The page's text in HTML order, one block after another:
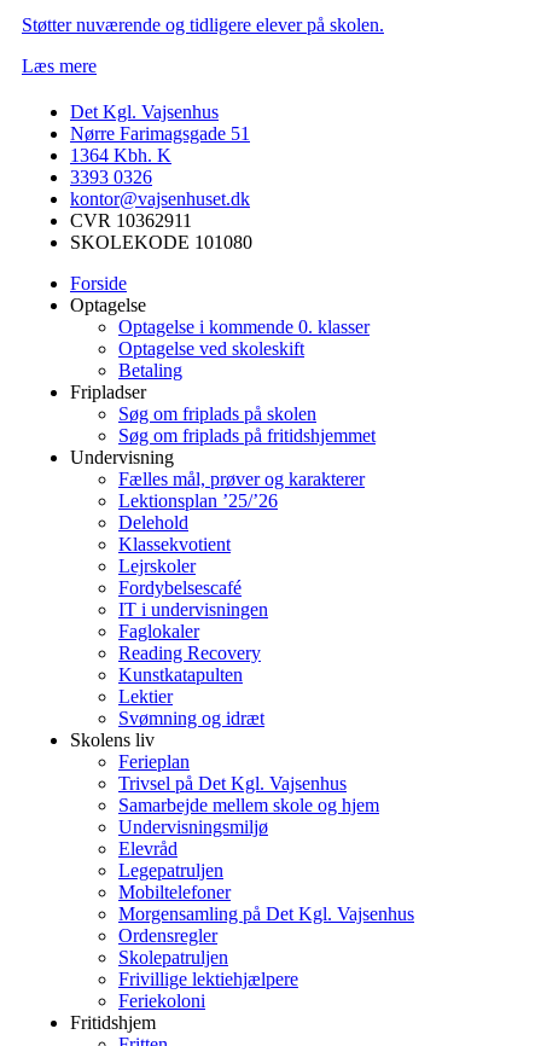
Støtter nuværende og tidligere elever på skolen.
Læs mere
Det Kgl. Vajsenhus
Nørre Farimagsgade 51
1364 Kbh. K
3393 0326
kontor@vajsenhuset.dk
CVR 10362911
SKOLEKODE 101080
Forside
Optagelse
Optagelse i kommende 0. klasser
Optagelse ved skoleskift
Betaling
Fripladser
Søg om friplads på skolen
Søg om friplads på fritidshjemmet
Undervisning
Fælles mål, prøver og karakterer
Lektionsplan ’25/’26
Delehold
Klassekvotient
Lejrskoler
Fordybelsescafé
IT i undervisningen
Faglokaler
Reading Recovery
Kunstkatapulten
Lektier
Svømning og idræt
Skolens liv
Ferieplan
Trivsel på Det Kgl. Vajsenhus
Samarbejde mellem skole og hjem
Undervisningsmiljø
Elevråd
Legepatruljen
Mobiltelefoner
Morgensamling på Det Kgl. Vajsenhus
Ordensregler
Skolepatruljen
Frivillige lektiehjælpere
Feriekoloni
Fritidshjem